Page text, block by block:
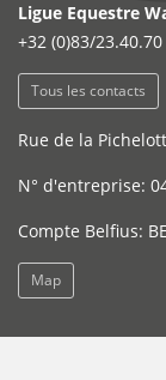
Ligue Equestre
+32 (0)83/23.40.70
Tous les contacts
Rue de la
N° d'entreprise:
Compte Belfius:
Map